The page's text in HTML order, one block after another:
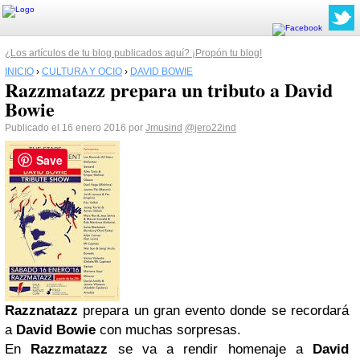
¿Los artículos de tu blog publicados aquí? ¡Propón tu blog!
INICIO › CULTURA Y OCIO › DAVID BOWIE
Razzmatazz prepara un tributo a David
Bowie
Publicado el 16 enero 2016 por Jmusind @jero22ind
Razznatazz prepara un gran evento donde se recordará
a David Bowie con muchas sorpresas.
En Razzmatazz se va a rendir homenaje a David
Save